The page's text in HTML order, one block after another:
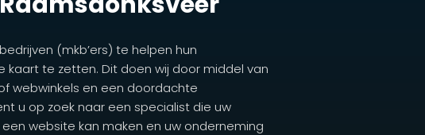
(mkb’ers) te helpen hun
kaart te zetten. Dit doen wij door middel van
webwinkels en een doordachte
u op zoek naar een specialist die uw
website kan maken en uw onderneming